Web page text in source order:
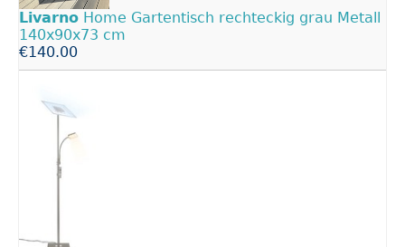
Livarno Home Gartentisch rechteckig grau Metall
140x90x73 cm
€140.00